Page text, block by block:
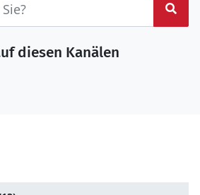
diesen Kanälen